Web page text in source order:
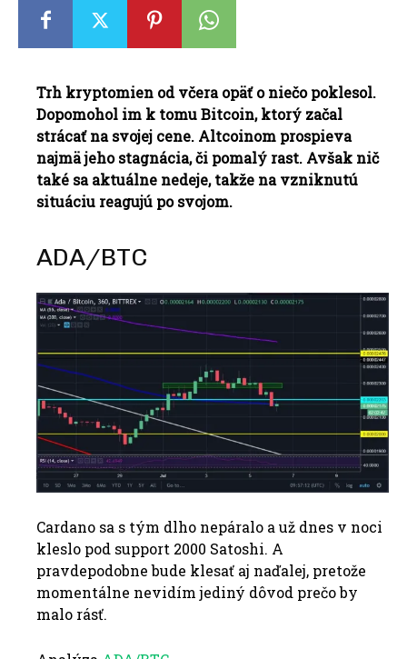
Trh kryptomien od včera opäť o niečo poklesol.
Dopomohol im k tomu Bitcoin, ktorý začal
strácať na svojej cene. Altcoinom prospieva
najmä jeho stagnácia, či pomalý rast. Avšak nič
také sa aktuálne nedeje, takže na vzniknutú
situáciu reagujú po svojom.
ADA/BTC
Cardano sa s tým dlho nepáralo a už dnes v noci
kleslo pod support 2000 Satoshi. A
pravdepodobne bude klesať aj naďalej, pretože
momentálne nevidím jediný dôvod prečo by
malo rásť.